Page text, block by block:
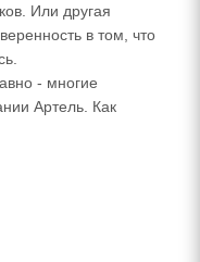
Или другая
в том, что
- многие
Артель. Как